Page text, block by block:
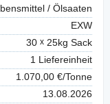
/ Ölsaaten
EXW
30
25kg Sack
1 Liefereinheit
1.070,00 €/Tonne
13.08.2026